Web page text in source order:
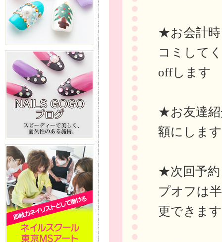
★お会計時
コミして
offします
★お友達紹
額にしま
★次回予約
プオフは
更できま